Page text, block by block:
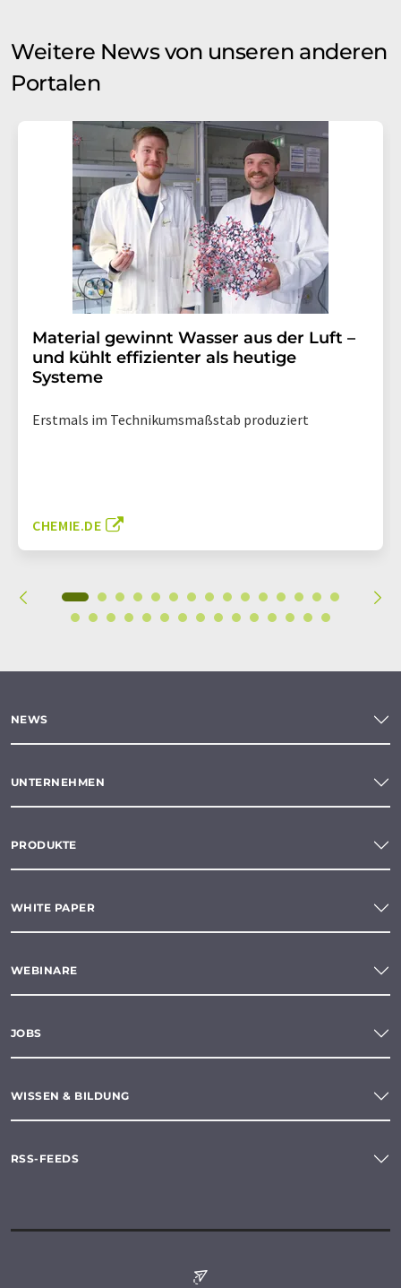
Weitere News von unseren anderen
Portalen
Material gewinnt Wasser aus der Luft –
und kühlt effizienter als heutige
Systeme
Erstmals im Technikumsmaßstab produziert
CHEMIE.DE
NEWS
UNTERNEHMEN
PRODUKTE
WHITE PAPER
WEBINARE
JOBS
WISSEN & BILDUNG
RSS-FEEDS